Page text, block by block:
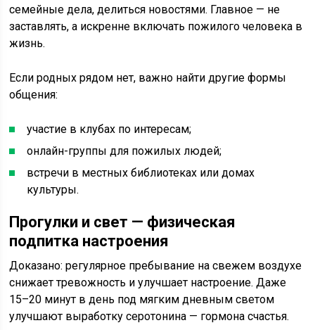
семейные дела, делиться новостями. Главное — не
заставлять, а искренне включать пожилого человека в
жизнь.
Если родных рядом нет, важно найти другие формы
общения:
участие в клубах по интересам;
онлайн-группы для пожилых людей;
встречи в местных библиотеках или домах
культуры.
Прогулки и свет — физическая
подпитка настроения
Доказано: регулярное пребывание на свежем воздухе
снижает тревожность и улучшает настроение. Даже
15–20 минут в день под мягким дневным светом
улучшают выработку серотонина — гормона счастья.